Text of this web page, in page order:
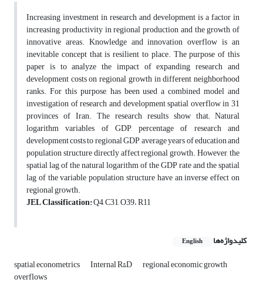
Increasing investment in research and development is a factor in
increasing productivity in regional production and the growth of
innovative areas. Knowledge and innovation overflow is an
inevitable concept that is resilient to place. The purpose of this
paper is to analyze the impact of expanding research and
development costs on regional growth in different neighborhood
ranks. For this purpose, has been used a combined model and
investigation of research and development spatial overflow in 31
provinces of Iran. The research results show that; Natural
logarithm variables of GDP, percentage of research and
development costs to regional GDP, average years of education and
population structure directly affect regional growth. However, the
spatial lag of the natural logarithm of the GDP rate and the spatial
lag of the variable population structure have an inverse effect on
regional growth.
JEL Classification:Q4, C31, O39، R11
کلیدواژه‌ها English
spatial econometrics Internal R&D regional economic growth
overflows